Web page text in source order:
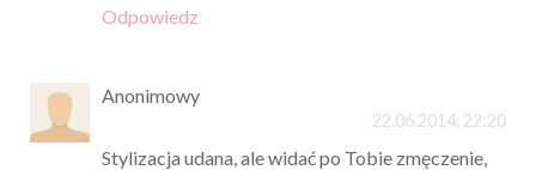
Odpowiedz
Anonimowy
22.06.2014, 22:20
Stylizacja udana, ale widać po Tobie zmęczenie,